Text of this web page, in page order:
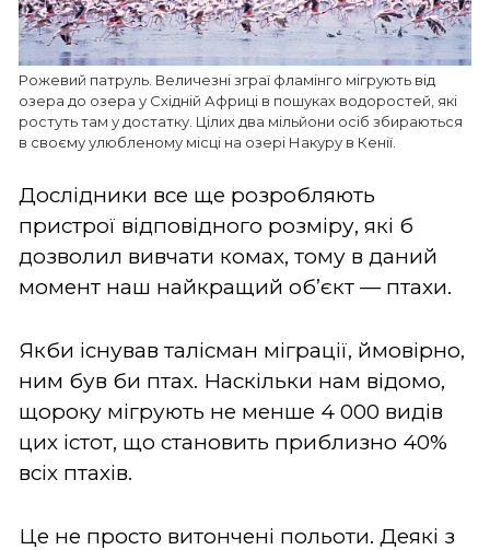
Рожевий патруль. Величезні зграї фламінго мігрують від
озера до озера у Східній Африці в пошуках водоростей, які
ростуть там у достатку. Цілих два мільйони осіб збираються
в своєму улюбленому місці на озері Накуру в Кенії.
Дослідники все ще розробляють
пристрої відповідного розміру, які б
дозволил вивчати комах, тому в даний
момент наш найкращий об’єкт — птахи.
Якби існував талісман міграції, ймовірно,
ним був би птах. Наскільки нам відомо,
щороку мігрують не менше 4 000 видів
цих істот, що становить приблизно 40%
всіх птахів.
Це не просто витончені польоти. Деякі з